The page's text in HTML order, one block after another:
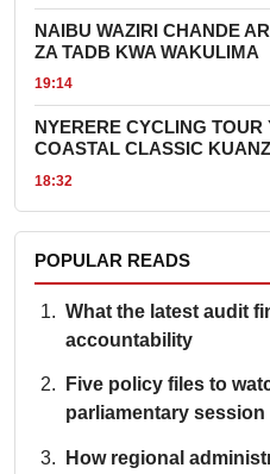
NAIBU WAZIRI CHANDE
ZA TADB KWA WAKULIMA
19:14
NYERERE CYCLING
COASTAL CLASSIC
18:32
POPULAR READS
What the latest audit
accountability
Five policy files to
parliamentary session
How regional